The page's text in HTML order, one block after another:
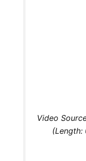
Video
(Length: